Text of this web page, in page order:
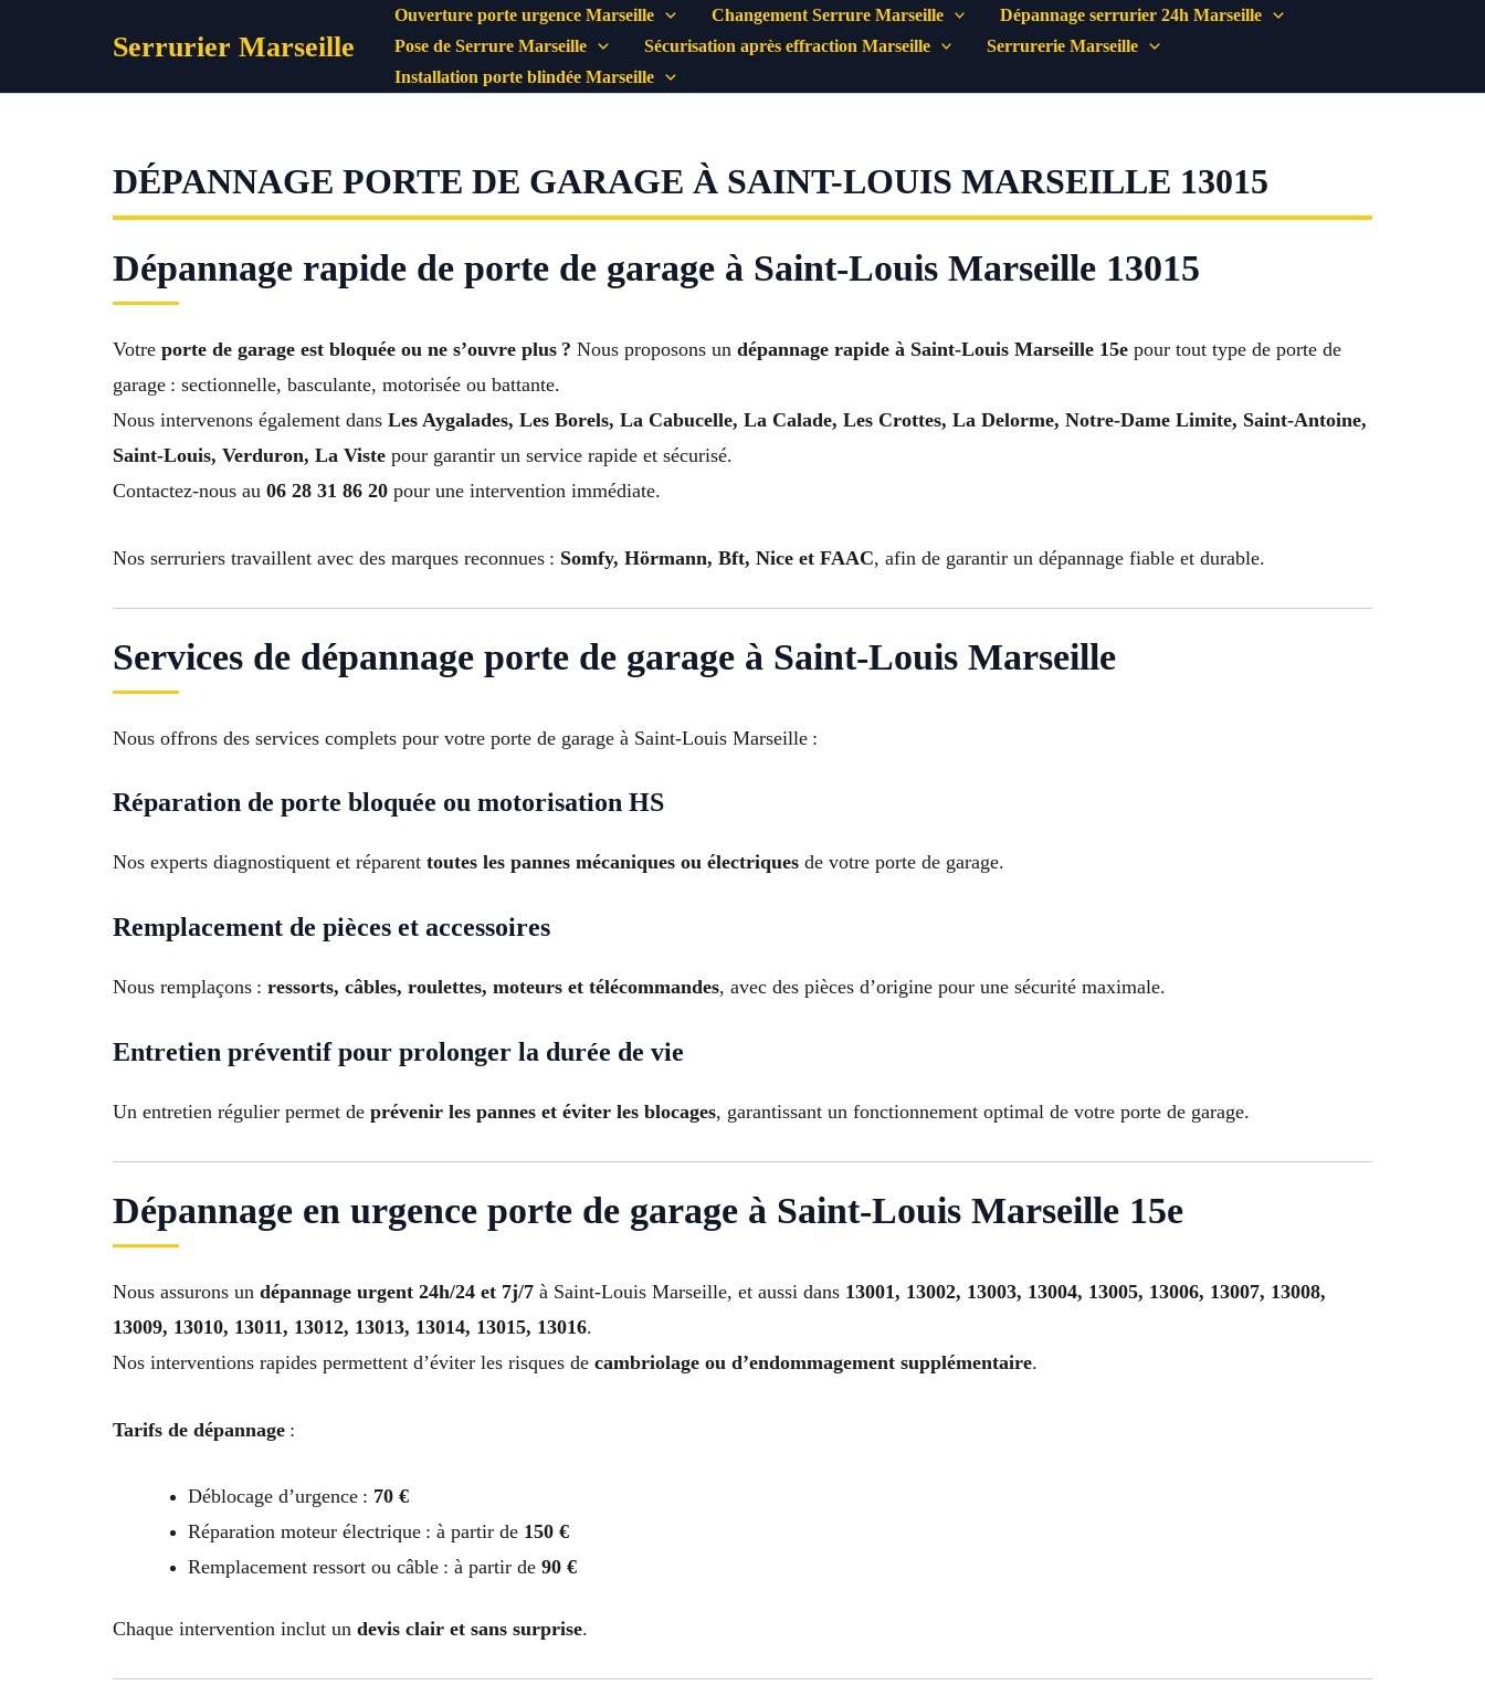
Serrurier Marseille
Ouverture porte urgence Marseille Changement Serrure Marseille
Dépannage serrurier 24h Marseille
Pose de Serrure Marseille
Sécurisation après effraction Marseille
Serrurerie Marseille
Installation porte blindée Marseille
DÉPANNAGE PORTE DE GARAGE À SAINT-LOUIS MARSEILLE 13015
Dépannage rapide de porte de garage à Saint-Louis Marseille 13015
Votre porte de garage est bloquée ou ne s’ouvre plus ? Nous proposons un dépannage rapide à Saint-Louis Marseille 15e pour tout type de porte de
garage : sectionnelle, basculante, motorisée ou battante.
Nous intervenons également dans Les Aygalades, Les Borels, La Cabucelle, La Calade, Les Crottes, La Delorme, Notre-Dame Limite, Saint-Antoine,
Saint-Louis, Verduron, La Viste pour garantir un service rapide et sécurisé.
Contactez-nous au 06 28 31 86 20 pour une intervention immédiate.
Nos serruriers travaillent avec des marques reconnues : Somfy, Hörmann, Bft, Nice et FAAC, afin de garantir un dépannage fiable et durable.
Services de dépannage porte de garage à Saint-Louis Marseille
Nous offrons des services complets pour votre porte de garage à Saint-Louis Marseille :
Réparation de porte bloquée ou motorisation HS
Nos experts diagnostiquent et réparent toutes les pannes mécaniques ou électriques de votre porte de garage.
Remplacement de pièces et accessoires
Nous remplaçons : ressorts, câbles, roulettes, moteurs et télécommandes, avec des pièces d’origine pour une sécurité maximale.
Entretien préventif pour prolonger la durée de vie
Un entretien régulier permet de prévenir les pannes et éviter les blocages, garantissant un fonctionnement optimal de votre porte de garage.
Dépannage en urgence porte de garage à Saint-Louis Marseille 15e
Nous assurons un dépannage urgent 24h/24 et 7j/7 à Saint-Louis Marseille, et aussi dans 13001, 13002, 13003, 13004, 13005, 13006, 13007, 13008,
13009, 13010, 13011, 13012, 13013, 13014, 13015, 13016.
Nos interventions rapides permettent d’éviter les risques de cambriolage ou d’endommagement supplémentaire.
Tarifs de dépannage :
Déblocage d’urgence : 70 €
Réparation moteur électrique : à partir de 150 €
Remplacement ressort ou câble : à partir de 90 €
Chaque intervention inclut un devis clair et sans surprise.